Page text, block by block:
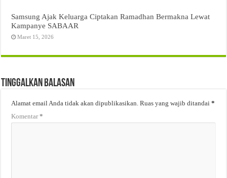
Samsung Ajak Keluarga Ciptakan Ramadhan Bermakna Lewat
Kampanye SABAAR
Maret 15, 2026
Tinggalkan Balasan
Alamat email Anda tidak akan dipublikasikan. Ruas yang wajib ditandai*
Komentar*